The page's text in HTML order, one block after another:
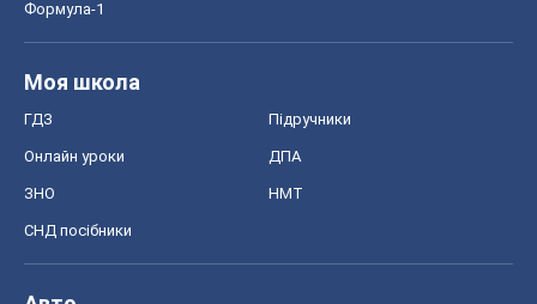
Формула-1
Моя школа
ГДЗ Підручники
Онлайн уроки ДПА
ЗНО НМТ
СНД посібники